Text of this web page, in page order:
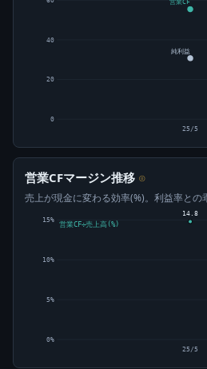
0
20
40
営業CF
純利益
25/5
営業CFマージン推移 ⊙
売上が現金に変わる効率(%)。利益率との
0%
5%
10%
15%
14.8
25/5
営業CF÷売上高(%)